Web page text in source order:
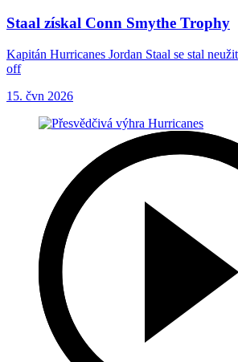
Staal získal Conn Smythe Trophy
Kapitán Hurricanes Jordan Staal se stal
off
15. čvn 2026